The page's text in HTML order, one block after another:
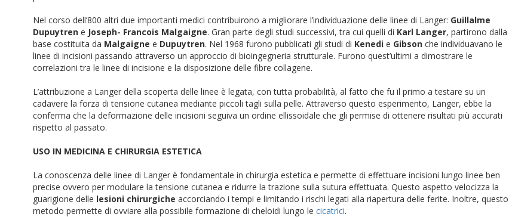
Nel corso dell’800 altri due importanti medici contribuirono a migliorare l’individuazione delle linee di Langer: Guillalme
Dupuytren e Joseph- Francois Malgaigne. Gran parte degli studi successivi, tra cui quelli di Karl Langer, partirono dalla
base costituita da Malgaigne e Dupuytren. Nel 1968 furono pubblicati gli studi di Kenedi e Gibson che individuavano le
linee di incisioni passando attraverso un approccio di bioingegneria strutturale. Furono quest’ultimi a dimostrare le
correlazioni tra le linee di incisione e la disposizione delle fibre collagene.
L’attribuzione a Langer della scoperta delle linee è legata, con tutta probabilità, al fatto che fu il primo a testare su un
cadavere la forza di tensione cutanea mediante piccoli tagli sulla pelle. Attraverso questo esperimento, Langer, ebbe la
conferma che la deformazione delle incisioni seguiva un ordine ellissoidale che gli permise di ottenere risultati più accurati
rispetto al passato.
USO IN MEDICINA E CHIRURGIA ESTETICA
La conoscenza delle linee di Langer è fondamentale in chirurgia estetica e permette di effettuare incisioni lungo linee ben
precise ovvero per modulare la tensione cutanea e ridurre la trazione sulla sutura effettuata. Questo aspetto velocizza la
guarigione delle lesioni chirurgiche accorciando i tempi e limitando i rischi legati alla riapertura delle ferite. Inoltre, questo
metodo permette di ovviare alla possibile formazione di cheloidi lungo le cicatrici.